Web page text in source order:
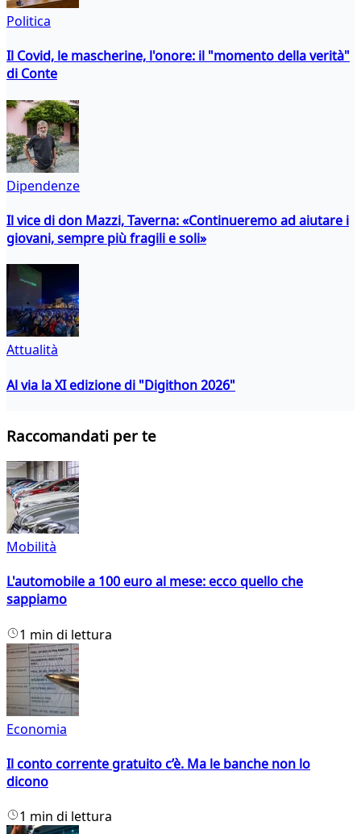
Politica
Il Covid, le mascherine, l'onore: il "momento della verità"
di Conte
Dipendenze
Il vice di don Mazzi, Taverna: «Continueremo ad aiutare i
giovani, sempre più fragili e soli»
Attualità
Al via la XI edizione di "Digithon 2026"
Raccomandati per te
Mobilità
L'automobile a 100 euro al mese: ecco quello che
sappiamo
1 min di lettura
Economia
Il conto corrente gratuito c’è. Ma le banche non lo
dicono
1 min di lettura